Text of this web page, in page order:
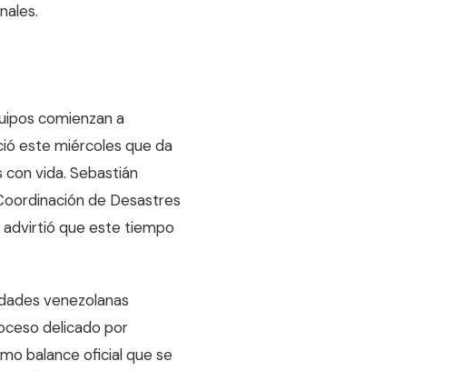
comienzan a
este miércoles que da
con vida. Sebastián
de Desastres
advirtió que este tiempo
venezolanas
delicado por
balance oficial que se